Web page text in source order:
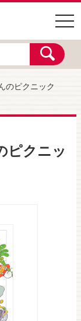
のピクニック
ピクニッ